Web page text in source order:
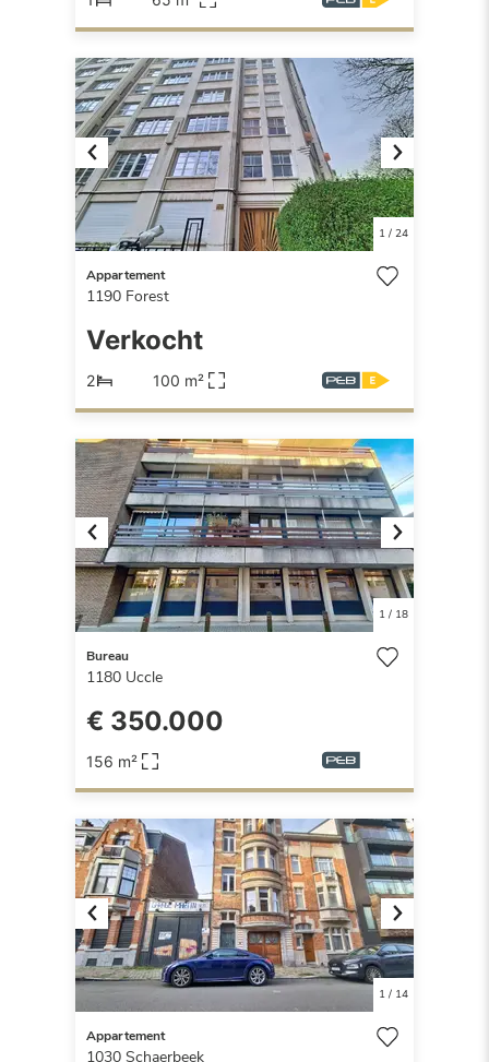
Previous Next
1/ 24
Appartement
1190 Forest
Verkocht
2 100 m²
Previous Next
1/ 18
Bureau
1180 Uccle
€ 350.000
156 m²
Previous Next
1/ 14
Appartement
1030 Schaerbeek